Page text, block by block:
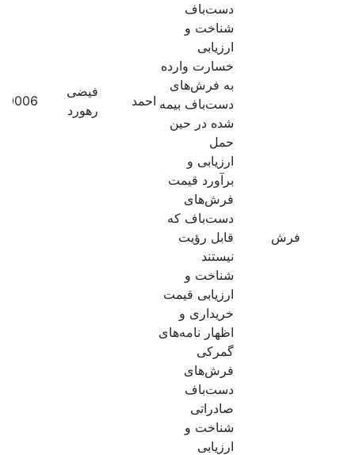
فرش
دست‌باف
شناخت و
ارزیابی
خسارت وارده
به فرش‌های
دست‌باف بیمه
شده در حین
حمل
ارزیابی و
برآورد قیمت
فرش‌های
دست‌باف که
قابل رؤیت
نیستند
شناخت و
ارزیابی قیمت
خریداری و
اظهار نامه‌های
گمرکی
فرش‌های
دست‌باف
صادراتی
شناخت و
ارزیابی
احمد
فیضی
رهورد